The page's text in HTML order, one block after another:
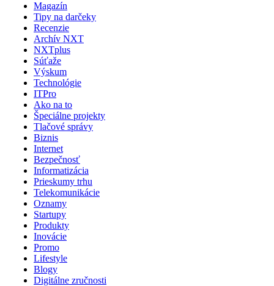
Magazín
Tipy na darčeky
Recenzie
Archív NXT
NXTplus
Súťaže
Výskum
Technológie
ITPro
Ako na to
Špeciálne projekty
Tlačové správy
Biznis
Internet
Bezpečnosť
Informatizácia
Prieskumy trhu
Telekomunikácie
Oznamy
Startupy
Produkty
Inovácie
Promo
Lifestyle
Blogy
Digitálne zručnosti